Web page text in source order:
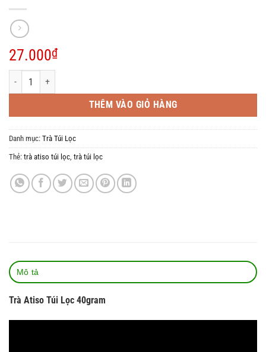
27.000₫
Trà Atiso Túi Lọc số lượng
THÊM VÀO GIỎ HÀNG
Danh mục: Trà Túi Lọc
Thẻ: trà atiso túi lọc, trà túi lọc
Mô tả
Trà Atiso Túi Lọc 40gram